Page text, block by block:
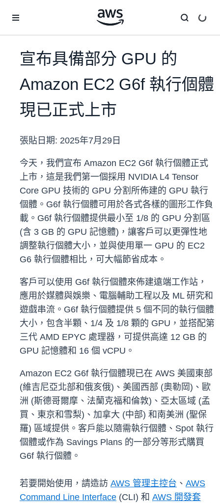
宣布具備部分 GPU 的
Amazon EC2 G6f 執行個體
現已正式上市
張貼日期: 2025年7月29日
今天，我們宣布 Amazon EC2 G6f 執行個體正式
上市，這是我們第一個採用 NVIDIA L4 Tensor
Core GPU 技術的 GPU 分割所佈建的 GPU 執行
個體。G6f 執行個體可用於各式各樣的圖形工作負
載。G6f 執行個體提供最小至 1/8 的 GPU 分割區
(含 3 GB 的 GPU 記憶體)，讓客戶可以更彈性地
調整執行個體大小，並與使用單一 GPU 的 EC2
G6 執行個體相比，可大幅節省成本。
客戶可以使用 G6f 執行個體來佈建遠端工作站，
應用於媒體與娛樂、電腦輔助工程以及 ML 研究和
遊戲串流。G6f 執行個體提供 5 個不同的執行個體
大小，包含半顆、1/4 及 1/8 顆的 GPU，並搭配第
三代 AMD EPYC 處理器，可提供高達 12 GB 的
GPU 記憶體和 16 個 vCPU。
Amazon EC2 G6f 執行個體現已在 AWS 美國東部
(維吉尼亞北部和俄亥俄)、美國西部 (奧勒岡)、歐
洲 (斯德哥爾摩、法蘭克福和倫敦)、亞太區域 (孟
買、東京和雪梨)、加拿大 (中部) 和南美洲 (聖保
羅) 區域提供。客戶能以隨需執行個體、Spot 執行
個體或作為 Savings Plans 的一部分等形式購買
G6f 執行個體。
若要開始使用，請造訪 AWS 管理主控台 、 AWS
Command Line Interface (CLI) 和 AWS 開發套